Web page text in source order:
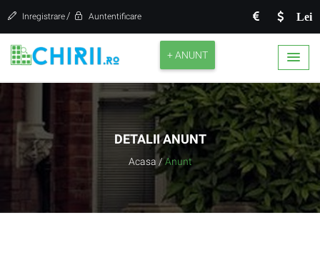
Lei
Inregistrare / Auntentificare
+ ANUNT
DETALII ANUNT
Acasa / Anunt